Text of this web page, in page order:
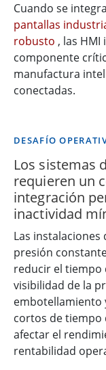
Cuando se
pantallas
robusto , las
componente
manufactura
conectadas.
DESAFÍO
Los sistemas
requieren un
integración
inactividad
Las
presión
reducir el tiempo
visibilidad de la
embotellamiento
cortos de tiempo
afectar el
rentabilidad